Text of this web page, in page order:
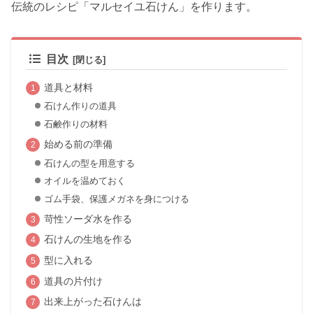
伝統のレシピ「マルセイユ石けん」を作ります。
目次
道具と材料
石けん作りの道具
石鹸作りの材料
始める前の準備
石けんの型を用意する
オイルを温めておく
ゴム手袋、保護メガネを身につける
苛性ソーダ水を作る
石けんの生地を作る
型に入れる
道具の片付け
出来上がった石けんは